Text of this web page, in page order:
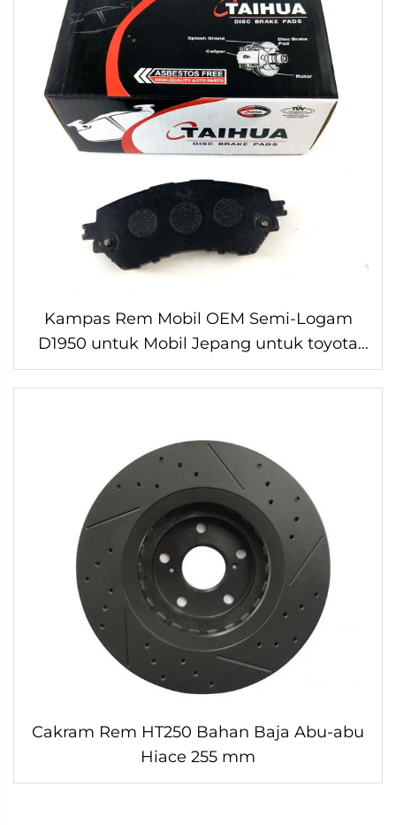
Kampas Rem Mobil OEM Semi-Logam
D1950 untuk Mobil Jepang untuk toyota
yaris
Cakram Rem HT250 Bahan Baja Abu-abu
Hiace 255 mm